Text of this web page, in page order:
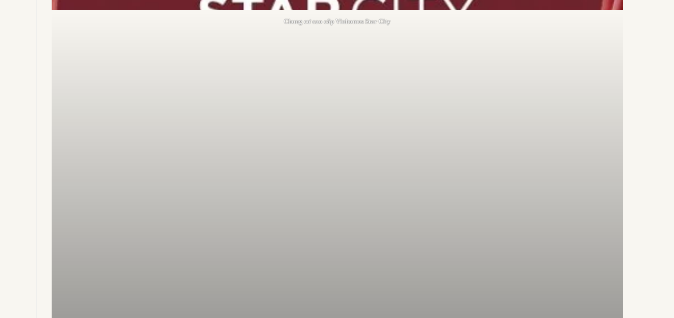
Chung cư cao cấp Vinhomes Star City